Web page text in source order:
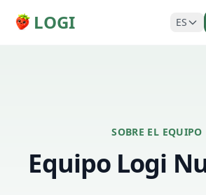
LOGI ES
SOBRE EL EQUIPO
Equipo Logi